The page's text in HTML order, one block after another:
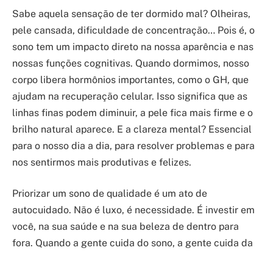
Sabe aquela sensação de ter dormido mal? Olheiras,
pele cansada, dificuldade de concentração… Pois é, o
sono tem um impacto direto na nossa aparência e nas
nossas funções cognitivas. Quando dormimos, nosso
corpo libera hormônios importantes, como o GH, que
ajudam na recuperação celular. Isso significa que as
linhas finas podem diminuir, a pele fica mais firme e o
brilho natural aparece. E a clareza mental? Essencial
para o nosso dia a dia, para resolver problemas e para
nos sentirmos mais produtivas e felizes.
Priorizar um sono de qualidade é um ato de
autocuidado. Não é luxo, é necessidade. É investir em
você, na sua saúde e na sua beleza de dentro para
fora. Quando a gente cuida do sono, a gente cuida da